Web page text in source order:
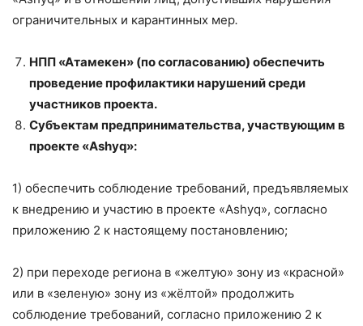
ограничительных и карантинных мер.
НПП «Атамекен» (по согласованию) обеспечить
проведение профилактики нарушений среди
участников проекта.
Субъектам предпринимательства, участвующим в
проекте «Ashyq»:
1) обеспечить соблюдение требований, предъявляемых
к внедрению и участию в проекте «Ashyq», согласно
приложению 2 к настоящему постановлению;
2) при переходе региона в «желтую» зону из «красной»
или в «зеленую» зону из «жёлтой» продолжить
соблюдение требований, согласно приложению 2 к